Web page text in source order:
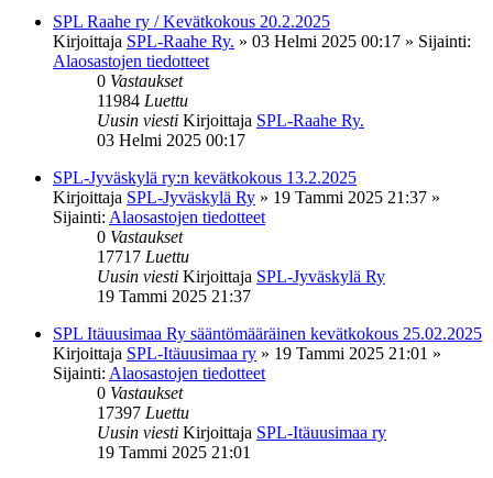
SPL Raahe ry / Kevätkokous 20.2.2025
Kirjoittaja SPL-Raahe Ry. » 03 Helmi 2025 00:17 » Sijainti:
Alaosastojen tiedotteet
0 Vastaukset
11984 Luettu
Uusin viesti Kirjoittaja SPL-Raahe Ry.
03 Helmi 2025 00:17
SPL-Jyväskylä ry:n kevätkokous 13.2.2025
Kirjoittaja SPL-Jyväskylä Ry » 19 Tammi 2025 21:37 »
Sijainti: Alaosastojen tiedotteet
0 Vastaukset
17717 Luettu
Uusin viesti Kirjoittaja SPL-Jyväskylä Ry
19 Tammi 2025 21:37
SPL Itäuusimaa Ry sääntömääräinen kevätkokous 25.02.2025
Kirjoittaja SPL-Itäuusimaa ry » 19 Tammi 2025 21:01 »
Sijainti: Alaosastojen tiedotteet
0 Vastaukset
17397 Luettu
Uusin viesti Kirjoittaja SPL-Itäuusimaa ry
19 Tammi 2025 21:01